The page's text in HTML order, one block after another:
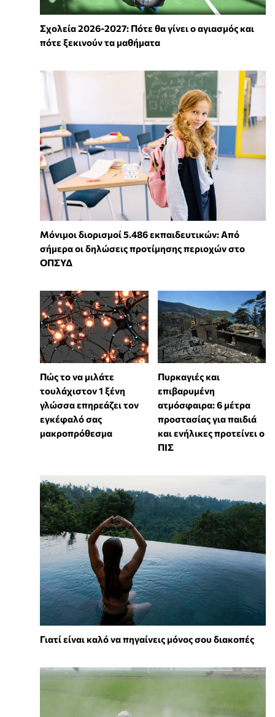
Σχολεία 2026-2027: Πότε θα γίνει ο αγιασμός και
πότε ξεκινούν τα μαθήματα
Μόνιμοι διορισμοί 5.486 εκπαιδευτικών: Από
σήμερα οι δηλώσεις προτίμησης περιοχών στο
ΟΠΣΥΔ
⁠Πώς το να μιλάτε
τουλάχιστον 1 ξένη
γλώσσα επηρεάζει τον
εγκέφαλό σας
μακροπρόθεσμα
Πυρκαγιές και
επιβαρυμένη
ατμόσφαιρα: 6 μέτρα
προστασίας για παιδιά
και ενήλικες προτείνει ο
ΠΙΣ
Γιατί είναι καλό να πηγαίνεις μόνος σου διακοπές